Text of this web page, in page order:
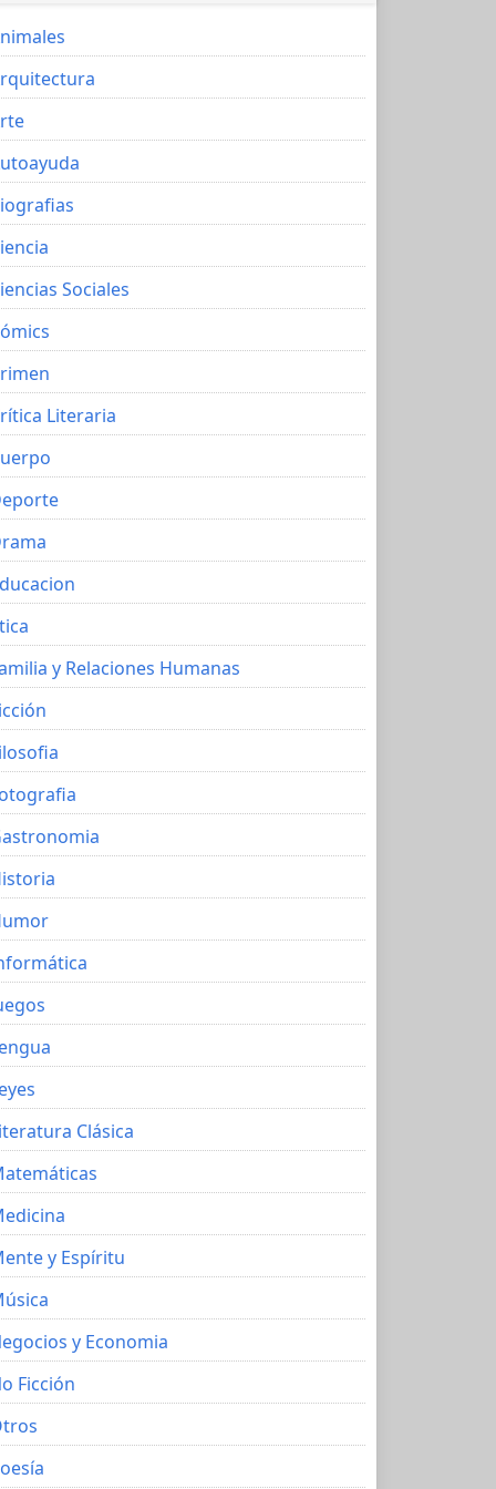
Sociales
Literaria
y Relaciones Humanas
Clásica
y Espíritu
y Economia
Ficción